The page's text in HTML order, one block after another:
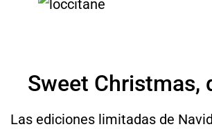
Sweet Christmas,
Las ediciones limitadas de